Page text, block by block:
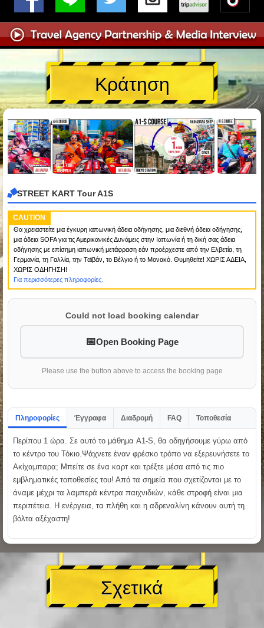
Κράτηση
STREET KART Tour A1S
CAUTION
Θα χρειαστείτε μια έγκυρη ιαπωνική άδεια οδήγησης, μια διεθνή άδεια οδήγησης,
μια άδεια SOFA για τις Αμερικανικές Δυνάμεις στην Ιαπωνία ή τη δική σας άδεια
οδήγησης με επίσημη ιαπωνική μετάφραση εάν προέρχεστε από την Ελβετία, τη
Γερμανία, τη Γαλλία, την Ταϊβάν, το Βέλγιο ή το Μονακό. Θυμηθείτε! ΧΩΡΙΣ ΑΔΕΙΑ,
ΧΩΡΙΣ ΟΔΗΓΗΣΗ!
Για περισσότερες πληροφορίες.
Could not load booking calendar
Open Booking Page
Please use the button above to access the booking page
Πληροφορίες Έγγραφα Διαδρομή FAQ Τοποθεσία
Περίπου 1 ώρα. Σε αυτό το μάθημα A1-S, θα οδηγήσουμε γύρω από
το κέντρο του Τόκιο.Ψάχνετε έναν φρέσκο τρόπο να εξερευνήσετε το
Ακίχαμπαρα; Μπείτε σε ένα καρτ και τρέξτε μέσα από τις πιο
εμβληματικές τοποθεσίες του! Από τα σημεία που σχετίζονται με το
άναμε μέχρι τα λαμπερά κέντρα παιχνιδιών, κάθε στροφή είναι μια
περιπέτεια. Η ενέργεια, τα πλήθη και η αδρεναλίνη κάνουν αυτή τη
βόλτα αξέχαστη!
Σχετικά